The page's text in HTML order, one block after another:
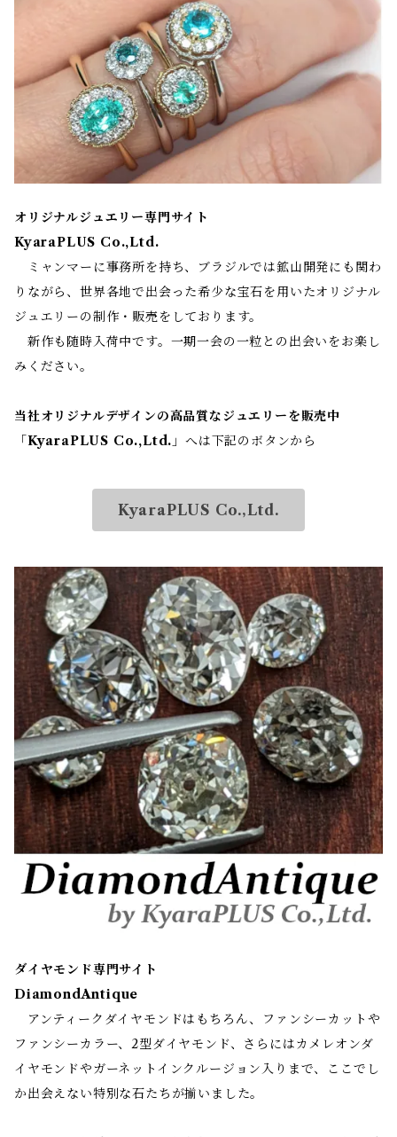
オリジナルジュエリー専門サイト
KyaraPLUS Co.,Ltd.
ミャンマーに事務所を持ち、ブラジルでは鉱山開発にも関わ
りながら、世界各地で出会った希少な宝石を用いたオリジナル
ジュエリーの制作・販売をしております。
新作も随時入荷中です。一期一会の一粒との出会いをお楽し
みください。
当社オリジナルデザインの高品質なジュエリーを販売中
「 KyaraPLUS Co.,Ltd. 」へは下記のボタンから
KyaraPLUS Co.,Ltd.
ダイヤモンド専門サイト
DiamondAntique
アンティークダイヤモンドはもちろん、ファンシーカットや
ファンシーカラー、2型ダイヤモンド、さらにはカメレオンダ
イヤモンドやガーネットインクルージョン入りまで、ここでし
か出会えない特別な石たちが揃いました。